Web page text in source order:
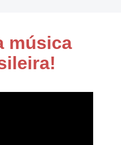
música